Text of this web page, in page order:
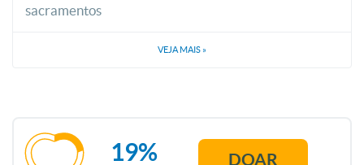
sacramentos
VEJA MAIS »
19% DOAR